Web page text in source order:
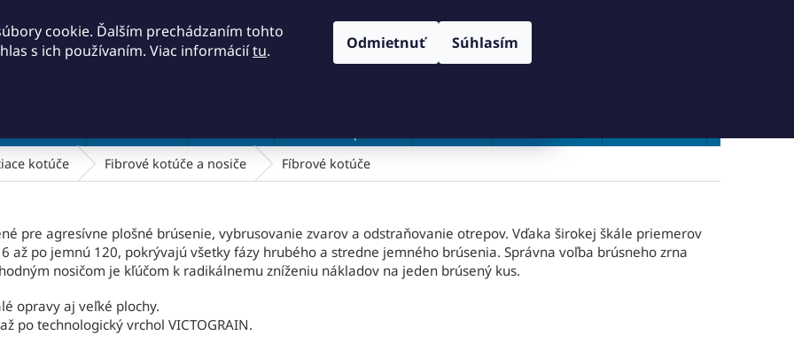
cookie. Ďalším prechádzaním tohto
s ich používaním. Viac informáciítu. Odmietnuť Súhlasím
kotúče Fibrové kotúče a nosiče Fíbrové kotúče
pre agresívne plošné brúsenie, vybrusovanie zvarov a odstraňovanie otrepov. Vďaka širokej škále priemerov
až po jemnú 120, pokrývajú všetky fázy hrubého a stredne jemného brúsenia. Správna voľba brúsneho zrna
nosičom je kľúčom k radikálnemu zníženiu nákladov na jeden brúsený kus.
opravy aj veľké plochy.
po technologický vrchol VICTOGRAIN.